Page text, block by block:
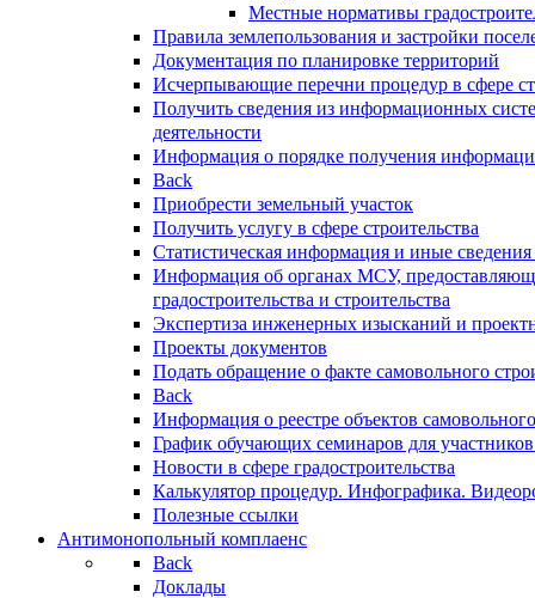
Местные нормативы
Правила землепользования и застройки
Документация по планировке территорий
Исчерпывающие перечни процедур в сфере
Получить сведения из информационных
деятельности
Информация о порядке получения
Back
Приобрести земельный участок
Получить услугу в сфере строительства
Статистическая информация и иные сведения
Информация об органах МСУ,
градостроительства и строительства
Экспертиза инженерных изысканий и
Проекты документов
Подать обращение о факте самовольного
Back
Информация о реестре объектов
График обучающих семинаров для участников
Новости в сфере градостроительства
Калькулятор процедур. Инфографика.
Полезные ссылки
Антимонопольный комплаенс
Back
Доклады